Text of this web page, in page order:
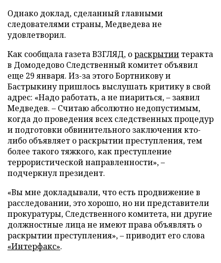
Однако доклад, сделанный главными
следователями страны, Медведева не
удовлетворил.
Как сообщала газета ВЗГЛЯД, ораскрытии теракта
в Домодедово Следственный комитет объявил
еще 29 января. Из-за этого Бортникову и
Бастрыкину пришлось выслушать критику в свой
адрес: «Надо работать, а не пиариться,– заявил
Медведев. – Считаю абсолютно недопустимым,
когда до проведения всех следственных процедур
и подготовки обвинительного заключения кто-
либо объявляет о раскрытии преступления, тем
более такого тяжкого, как преступление
террористической направленности»,–
подчеркнул президент.
«Вы мне докладывали, что есть продвижение в
расследовании, это хорошо, но ни представители
прокуратуры, Следственного комитета, ни другие
должностные лица не имеют права объявлять о
раскрытии преступления»,–приводит его слова
«Интерфакс».